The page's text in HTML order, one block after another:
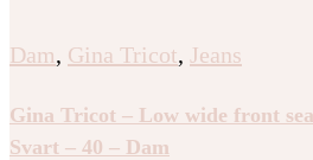
Dam, Gina Tricot, Jeans
Gina Tricot – Low wide front
Svart – 40 – Dam